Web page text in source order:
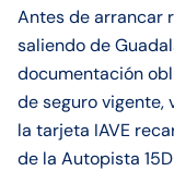
Antes de arrancar
saliendo de
documentación
de seguro
la tarjeta IAVE
de la Autopista